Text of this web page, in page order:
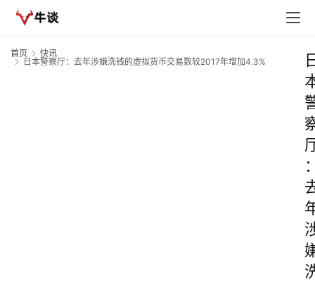
首页
快讯
日本警察厅：去年涉嫌洗钱的虚拟货币交易数较2017年增加4.3%